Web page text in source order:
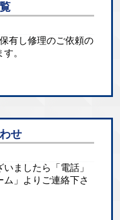
有し修理のご依頼の
。
せ
ましたら「電話」
ム」よりご連絡下さ